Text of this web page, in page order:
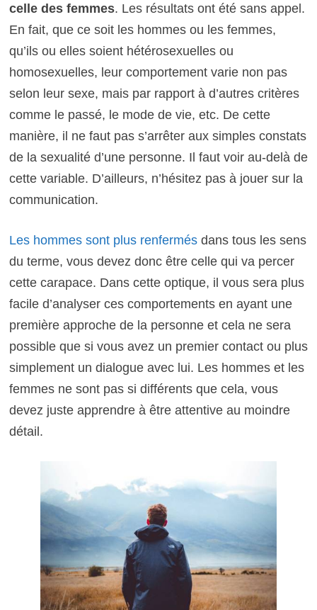
celle des femmes. Les résultats ont été sans appel.
En fait, que ce soit les hommes ou les femmes,
qu’ils ou elles soient hétérosexuelles ou
homosexuelles, leur comportement varie non pas
selon leur sexe, mais par rapport à d’autres critères
comme le passé, le mode de vie, etc. De cette
manière, il ne faut pas s’arrêter aux simples constats
de la sexualité d’une personne. Il faut voir au-delà de
cette variable. D’ailleurs, n’hésitez pas à jouer sur la
communication.
Les hommes sont plus renfermésdans tous les sens
du terme, vous devez donc être celle qui va percer
cette carapace. Dans cette optique, il vous sera plus
facile d’analyser ces comportements en ayant une
première approche de la personne et cela ne sera
possible que si vous avez un premier contact ou plus
simplement un dialogue avec lui. Les hommes et les
femmes ne sont pas si différents que cela, vous
devez juste apprendre à être attentive au moindre
détail.